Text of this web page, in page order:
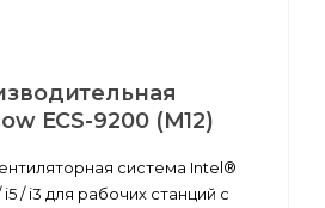
ECS-9200 (M12)
система Intel®
/ i3 для рабочих станций с